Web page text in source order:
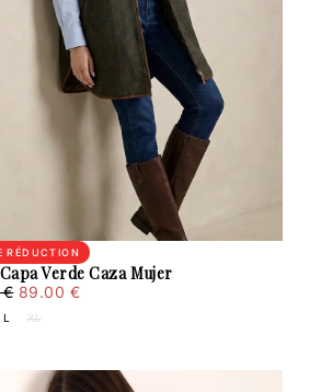
Verde Caza Mujer
RÉDUCTION
€ Prix
89.00 €
L XL